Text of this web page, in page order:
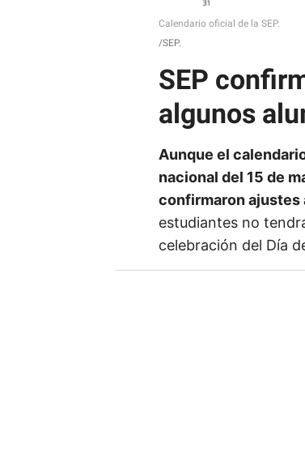
Calendario oficial de la SEP.
SEP.
SEP
algunos
Aunque el
nacional del 15 de
confirmaron ajustes
estudiantes no
celebración del Día